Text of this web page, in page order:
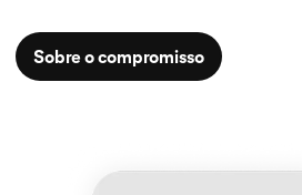
Sobre o compromisso